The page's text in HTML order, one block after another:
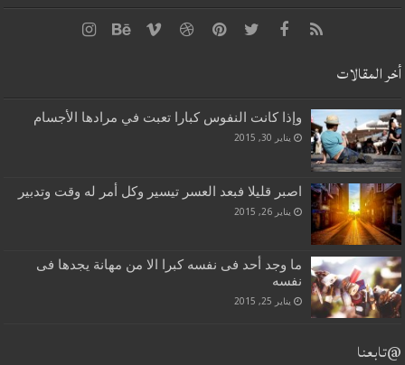
أخر المقالات
وإذا كانت النفوس كبارا تعبت في مرادها الأجسام
يناير 30, 2015
اصبر قليلا فبعد العسر تيسير وكل أمر له وقت وتدبير
يناير 26, 2015
ما وجد أحد فى نفسه كبرا الا من مهانة يجدها فى
نفسه
يناير 25, 2015
@تابعنا